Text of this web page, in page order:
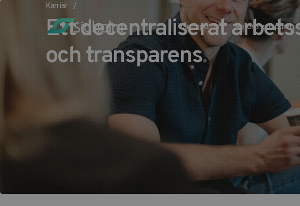
Vår expertis Referensuppdrag
Karriär
Ett decentraliserat
och transparens